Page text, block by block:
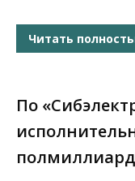
Читать
По